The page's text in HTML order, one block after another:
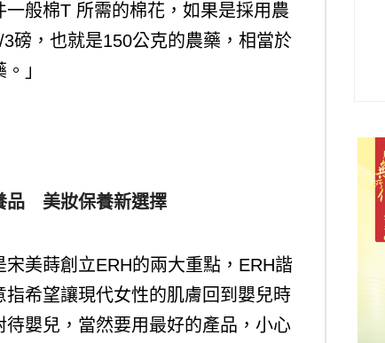
一般棉T 所需的棉花，如果是採用農
磅，也就是150公克的農藥，相當於
」
品 美妝保養新選擇
宋美蒔創立ERH的兩大重點，ERH諧
指希望讓現代女性的肌膚回到嬰兒時
待嬰兒，當然要用最好的產品，小心